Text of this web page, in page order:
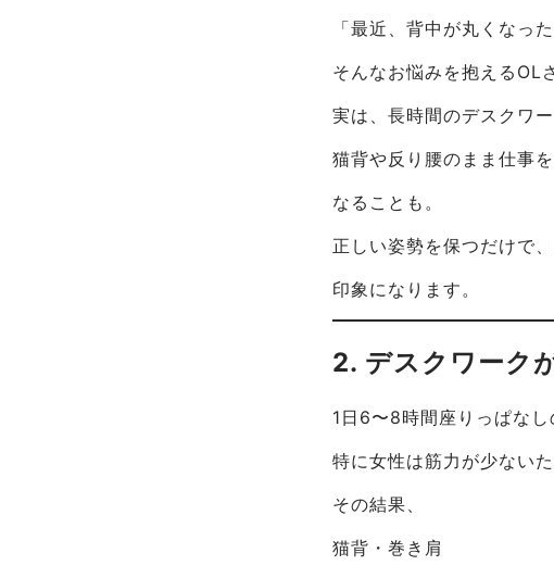
「最近、背中が丸くなっ
そんなお悩みを抱えるOL
実は、長時間のデスクワ
猫背や反り腰のまま仕事
なることも。
正しい姿勢を保つだけで
印象になります。
2. デスクワーク
1日6〜8時間座りっぱな
特に女性は筋力が少ない
その結果、
猫背・巻き肩